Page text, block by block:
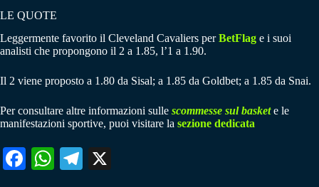
LE QUOTE
Leggermente favorito il Cleveland Cavaliers perBetFlag e i suoi
analisti che propongono il 2 a 1.85, l’1 a 1.90.
Il 2 viene proposto a 1.80 da Sisal; a 1.85 da Goldbet; a 1.85 da Snai.
Per consultare altre informazioni sulle scommesse sul baskete le
manifestazioni sportive, puoi visitare la sezione dedicata
Fa W
Te